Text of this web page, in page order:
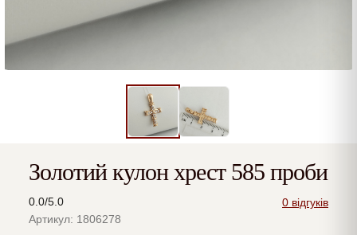
Золотий кулон хрест 585 проби
0.0/5.0
0 відгуків
Артикул: 1806278